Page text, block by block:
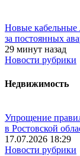
Новые кабельные
за постоянных
29 минут назад
Новости рубрики
Недвижимость
Упрощение
в Ростовской
17.07.2026 18:29
Новости рубрики